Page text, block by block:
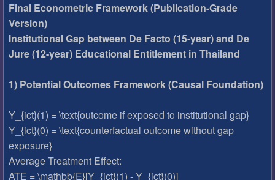
Final Econometric Framework (Publication-Grade
Version)
Institutional Gap between De Facto (15-year) and De
Jure (12-year) Educational Entitlement in Thailand
1) Potential Outcomes Framework (Causal Foundation)
Y_{ict}(1) = \text{outcome if exposed to institutional gap}
Y_{ict}(0) = \text{counterfactual outcome without gap
exposure}
Average Treatment Effect:
ATE = \mathbb{E}[Y_{ict}(1) - Y_{ict}(0)]